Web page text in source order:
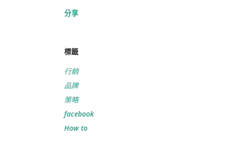
分享
標籤
行銷
品牌
策略
facebook
How to